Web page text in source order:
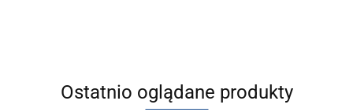
Ostatnio oglądane produkty